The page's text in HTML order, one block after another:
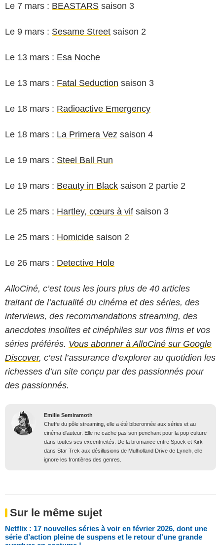
Le 7 mars : BEASTARS saison 3
Le 9 mars : Sesame Street saison 2
Le 13 mars : Esa Noche
Le 13 mars : Fatal Seduction saison 3
Le 18 mars : Radioactive Emergency
Le 18 mars : La Primera Vez saison 4
Le 19 mars : Steel Ball Run
Le 19 mars : Beauty in Black saison 2 partie 2
Le 25 mars : Hartley, cœurs à vif saison 3
Le 25 mars : Homicide saison 2
Le 26 mars : Detective Hole
AlloCiné, c’est tous les jours plus de 40 articles
traitant de l’actualité du cinéma et des séries, des
interviews, des recommandations streaming, des
anecdotes insolites et cinéphiles sur vos films et vos
séries préférés. Vous abonner à AlloCiné sur Google
Discover, c’est l’assurance d’explorer au quotidien les
richesses d’un site conçu par des passionnés pour
des passionnés.
Emilie Semiramoth
Cheffe du pôle streaming, elle a été biberonnée aux séries et au
cinéma d'auteur. Elle ne cache pas son penchant pour la pop culture
dans toutes ses excentricités. De la bromance entre Spock et Kirk
dans Star Trek aux désillusions de Mulholland Drive de Lynch, elle
ignore les frontières des genres.
Sur le même sujet
Netflix : 17 nouvelles séries à voir en février 2026, dont une
série d’action pleine de suspens et le retour d'une grande